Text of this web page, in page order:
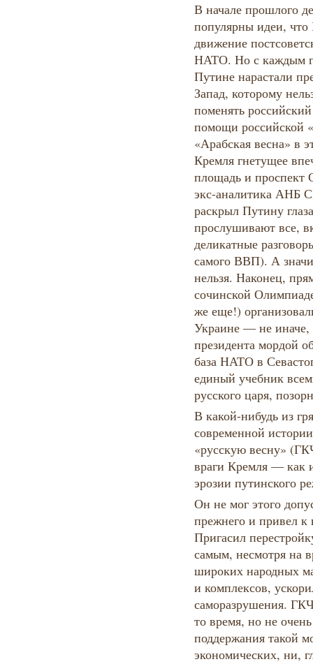
В начале прошлого
популярны идеи, что
движение
НАТО. Но с каждым
Путине нарастали
Запад, которому
поменять
помощи российской
«Арабская весна» в
Кремля гнетущее
площадь и проспект
экс-аналитика АНБ
раскрыл Путину
прослушивают все,
деликатные
самого ВВП). А
нельзя. Наконец,
сочинской
же еще!)
Украине — не иначе,
президента мордой
база НАТО в
единый учебник
русского царя,
В какой-нибудь из
современной
«русскую весну»
враги Кремля — как
эрозии путинского
Он не мог этого
прежнего и привел к
Пригасил
самым, несмотря на
широких народных
и комплексов,
саморазрушения.
то время, но не
поддержания такой
экономических, ни,